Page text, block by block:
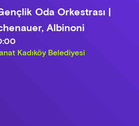
Oda Orkestrası |
Albinoni
Kadıköy Belediyesi